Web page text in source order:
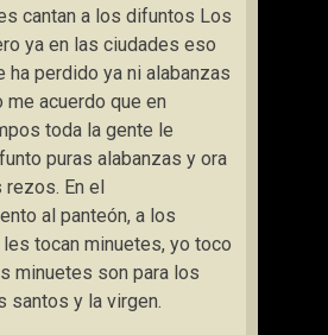
cantan a los difuntos Los
ya en las ciudades eso
ha perdido ya ni alabanzas
me acuerdo que en
toda la gente le
puras alabanzas y ora
rezos. En el
al panteón, a los
tocan minuetes, yo toco
minuetes son para los
santos y la virgen.